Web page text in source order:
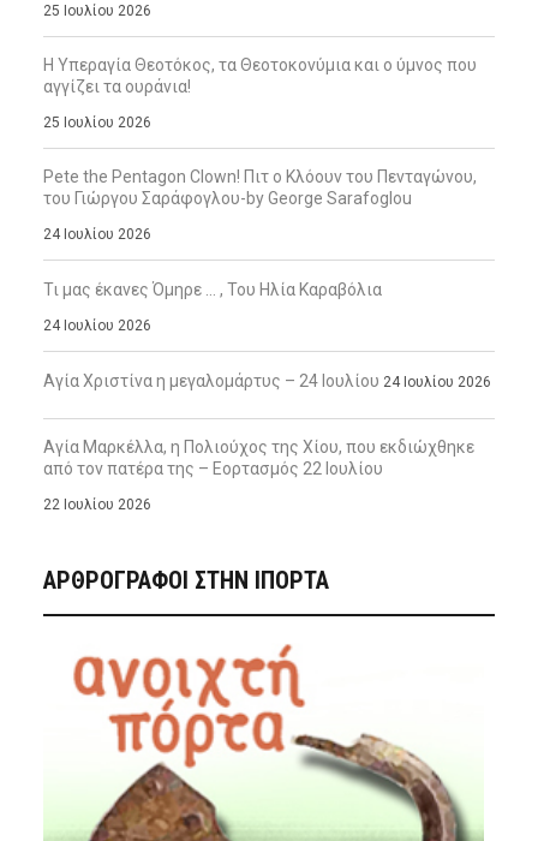
25 Ιουλίου 2026
Η Υπεραγία Θεοτόκος, τα Θεοτοκονύμια και ο ύμνος που
αγγίζει τα ουράνια!
25 Ιουλίου 2026
Pete the Pentagon Clown! Πιτ ο Κλόουν του Πενταγώνου,
του Γιώργου Σαράφογλου-by George Sarafoglou
24 Ιουλίου 2026
Τι μας έκανες Όμηρε … , Του Ηλία Καραβόλια
24 Ιουλίου 2026
Αγία Χριστίνα η μεγαλομάρτυς – 24 Ιουλίου 24 Ιουλίου 2026
Αγία Μαρκέλλα, η Πολιούχος της Χίου, που εκδιώχθηκε
από τον πατέρα της – Εορτασμός 22 Ιουλίου
22 Ιουλίου 2026
ΑΡΘΡΟΓΡΑΦΟΙ ΣΤΗΝ IΠΟΡΤΑ